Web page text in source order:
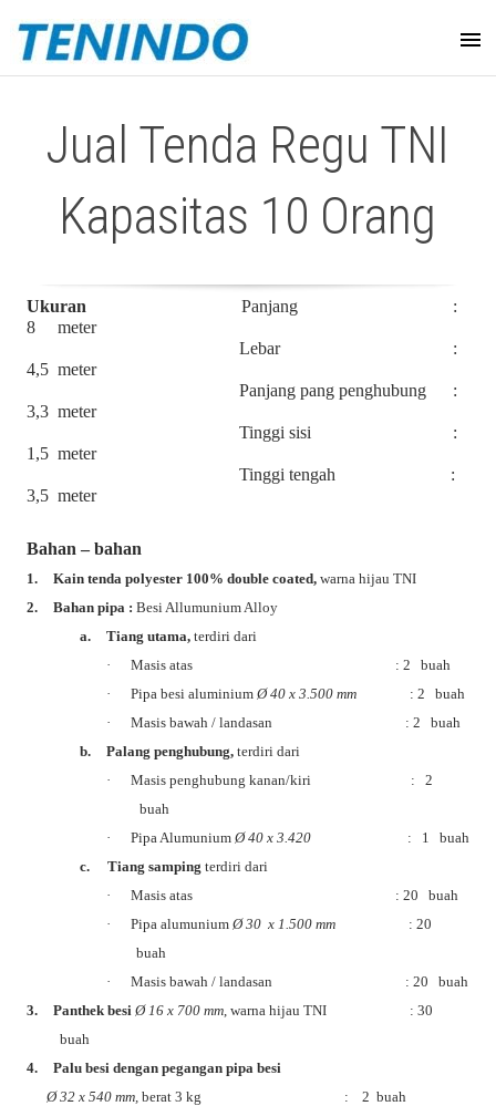
Jual Tenda Regu TNI
Kapasitas 10 Orang
Ukuran Panjang :
8 meter
Lebar :
4,5 meter
Panjang pang penghubung :
3,3 meter
Tinggi sisi :
1,5 meter
Tinggi tengah :
3,5 meter
Bahan – bahan
1. Kain tenda polyester 100% double coated, warna hijau TNI
2.
Bahan pipa : Besi Allumunium Alloy
a.
Tiang utama, terdiri dari
·
Masis atas : 2
buah
·
Pipa besi aluminium Ø40 x 3.500 mm : 2 buah
·
Masis bawah / landasan
: 2 buah
b.
Palang penghubung, terdiri dari
·
Masis penghubung kanan/kiri : 2
buah
·
Pipa Alumunium Ø40 x 3.420 : 1 buah
c.
Tiang samping terdiri dari
·
Masis atas : 20 buah
·
Pipa alumunium Ø30 x 1.500 mm : 20
buah
·
Masis bawah / landasan : 20 buah
3.
Panthek besi Ø16 x 700 mm, warna hijau TNI
: 30
buah
4.
Palu besi dengan pegangan pipa besi
Ø32 x 540 mm, berat 3 kg : 2 buah